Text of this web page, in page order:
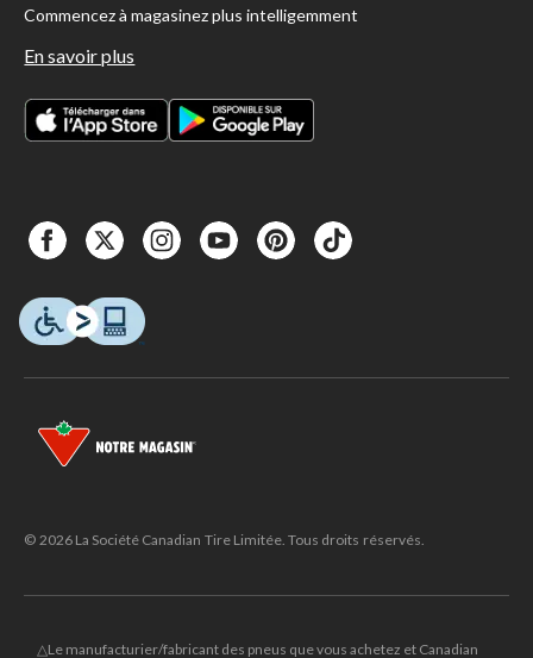
Commencez à magasinez plus intelligemment
En savoir plus
© 2026 La Société Canadian Tire Limitée. Tous droits réservés.
△Le manufacturier/fabricant des pneus que vous achetez et Canadian